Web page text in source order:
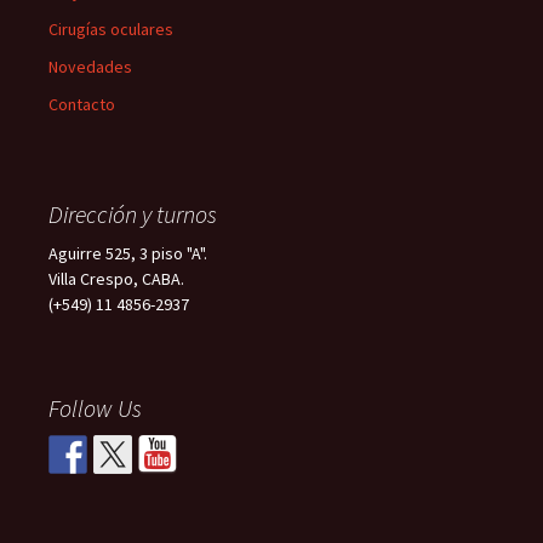
Cirugías oculares
Novedades
Contacto
Dirección y turnos
Aguirre 525, 3 piso "A".
Villa Crespo, CABA.
(+549) 11 4856-2937
Follow Us